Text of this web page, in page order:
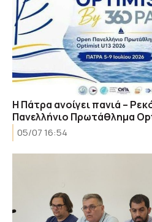
Η Πάτρα ανοίγει πανιά –
Πανελλήνιο Πρωτάθλημα
05/07 16:54